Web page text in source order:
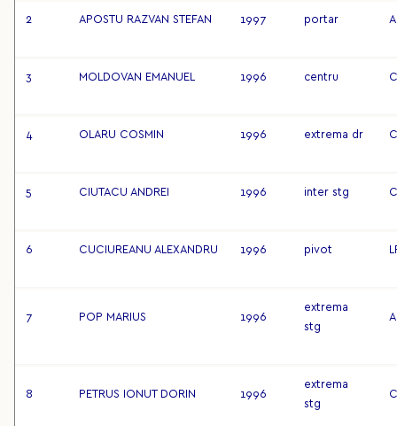
2 APOSTU RAZVAN STEFAN 1997 portar
3 MOLDOVAN EMANUEL 1996 centru
4 OLARU COSMIN 1996 extrema dr
5 CIUTACU ANDREI 1996 inter stg
6 CUCIUREANU ALEXANDRU 1996 pivot
7 POP MARIUS 1996
extrema
stg
8 PETRUS IONUT DORIN 1996
extrema
stg